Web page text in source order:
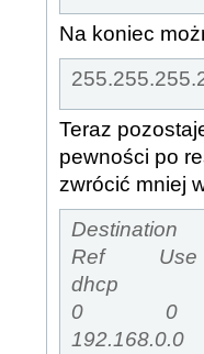
Na koniec
Teraz
pewności po
zwrócić mniej
Ref Use
dhcp
0 0